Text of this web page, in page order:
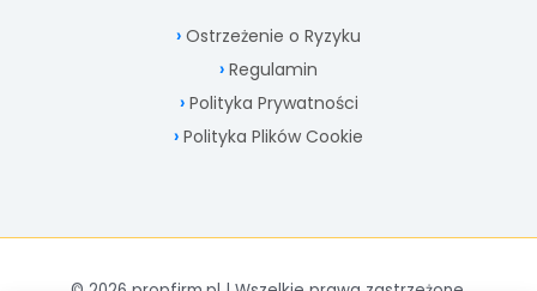
Ostrzeżenie o Ryzyku
Regulamin
Polityka Prywatności
Polityka Plików Cookie